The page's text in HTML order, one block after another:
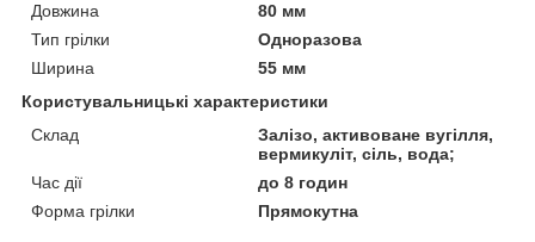
Довжина
80 мм
Тип грілки
Одноразова
Ширина
55 мм
Користувальницькі характеристики
Склад
Залізо, активоване вугілля,
вермикуліт, сіль, вода;
Час дії
до 8 годин
Форма грілки
Прямокутна